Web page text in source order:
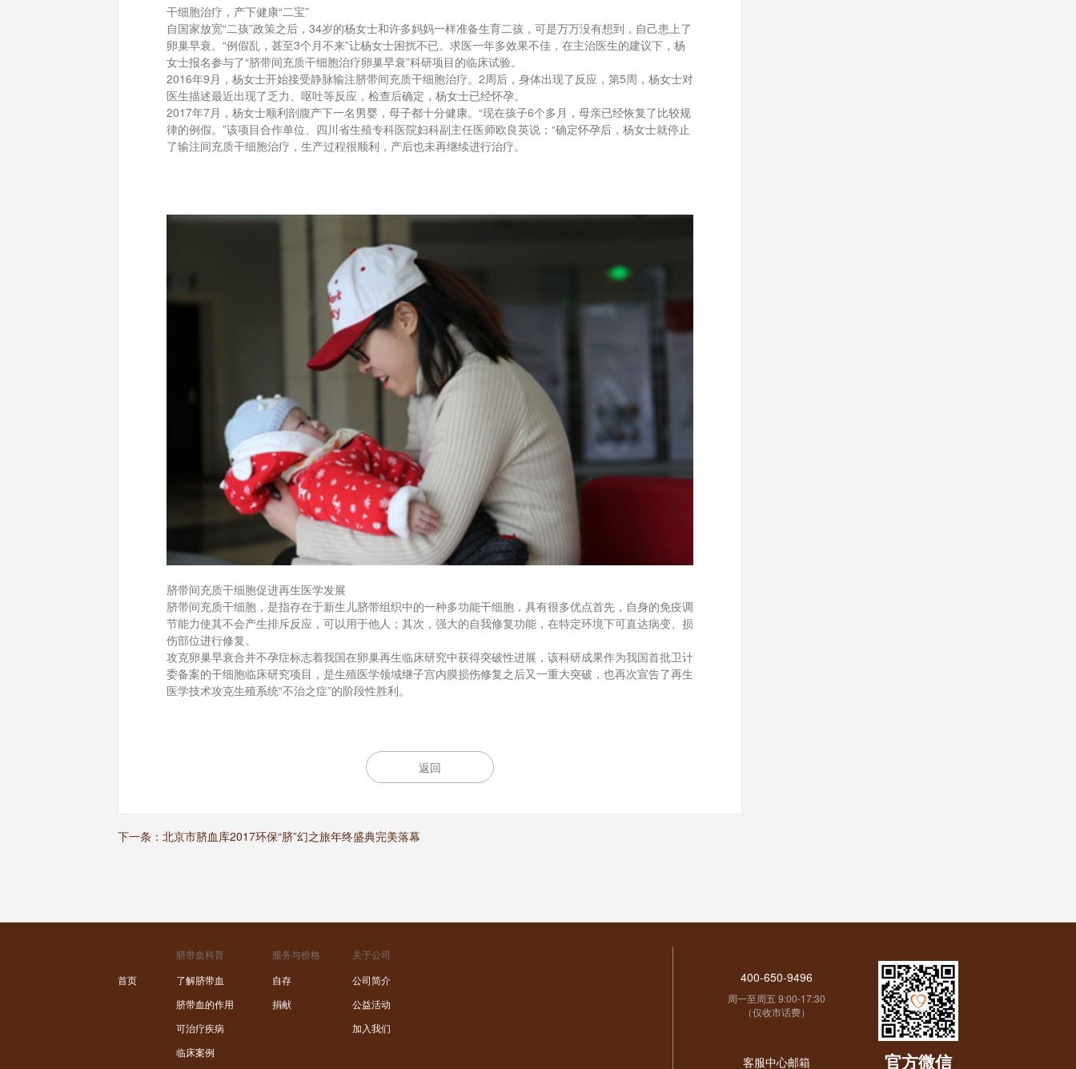
干细胞治疗，产下健康“二宝”
自国家放宽“二孩”政策之后，34岁的杨女士和许多妈妈一样准备生育二孩，可是万万没有想到，自己患上了
卵巢早衰。“例假乱，甚至3个月不来”让杨女士困扰不已。求医一年多效果不佳，在主治医生的建议下，杨
女士报名参与了“脐带间充质干细胞治疗卵巢早衰”科研项目的临床试验。
2016年9月，杨女士开始接受静脉输注脐带间充质干细胞治疗。2周后，身体出现了反应，第5周，杨女士对
医生描述最近出现了乏力、呕吐等反应，检查后确定，杨女士已经怀孕。
2017年7月，杨女士顺利剖腹产下一名男婴，母子都十分健康。“现在孩子6个多月，母亲已经恢复了比较规
律的例假。”该项目合作单位、四川省生殖专科医院妇科副主任医师欧良英说；“确定怀孕后，杨女士就停止
了输注间充质干细胞治疗，生产过程很顺利，产后也未再继续进行治疗。
脐带间充质干细胞促进再生医学发展
脐带间充质干细胞，是指存在于新生儿脐带组织中的一种多功能干细胞，具有很多优点首先，自身的免疫调
节能力使其不会产生排斥反应，可以用于他人；其次，强大的自我修复功能，在特定环境下可直达病变、损
伤部位进行修复。
攻克卵巢早衰合并不孕症标志着我国在卵巢再生临床研究中获得突破性进展，该科研成果作为我国首批卫计
委备案的干细胞临床研究项目，是生殖医学领域继子宫内膜损伤修复之后又一重大突破，也再次宣告了再生
医学技术攻克生殖系统“不治之症”的阶段性胜利。
返回
下一条： 北京市脐血库2017环保“脐”幻之旅年终盛典完美落幕
首页
脐带血科普
了解脐带血
脐带血的作用
可治疗疾病
临床案例
服务与价格
自存
捐献
关于公司
公司简介
公益活动
加入我们
官方微信
400-650-9496
周一至周五 9:00-17:30
（仅收市话费）
客服中心邮箱